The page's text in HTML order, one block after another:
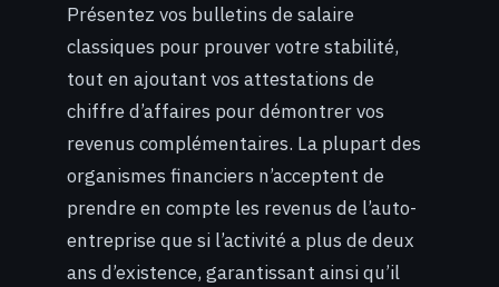
Présentez vos bulletins de salaire
classiques pour prouver votre stabilité,
tout en ajoutant vos attestations de
chiffre d’affaires pour démontrer vos
revenus complémentaires. La plupart des
organismes financiers n’acceptent de
prendre en compte les revenus de l’auto-
entreprise que si l’activité a plus de deux
ans d’existence, garantissant ainsi qu’il